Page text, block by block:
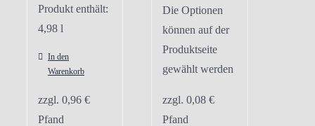
Produkt enthält:
4,98 l
In den
Warenkorb
zzgl. 0,96 €
Pfand
Die Optionen
können auf der
Produktseite
gewählt werden
zzgl.0,08€
Pfand